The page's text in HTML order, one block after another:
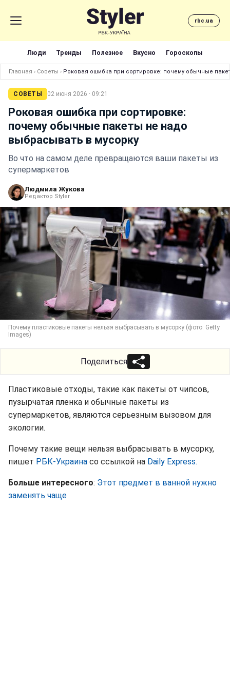
rbc.ua
Люди Тренды Полезное Вкусно Гороскопы
Главная › Советы › Роковая ошибка при сортировке: почему обычные
СОВЕТЫ 02 июня 2026 · 09:21
Роковая ошибка при сортировке:
почему обычные пакеты не надо
выбрасывать в мусорку
Во что на самом деле превращаются ваши пакеты из
супермаркетов
Людмила Жукова
Редактор Styler
Почему пластиковые пакеты нельзя выбрасывать в мусорку (фото: Getty
Images)
Поделиться
Пластиковые отходы, такие как пакеты от чипсов,
пузырчатая пленка и обычные пакеты из
супермаркетов, являются серьезным вызовом для
экологии.
Почему такие вещи нельзя выбрасывать в мусорку,
пишет РБК-Украина со ссылкой на Daily Express.
Больше интересного: Этот предмет в ванной нужно
заменять чаще